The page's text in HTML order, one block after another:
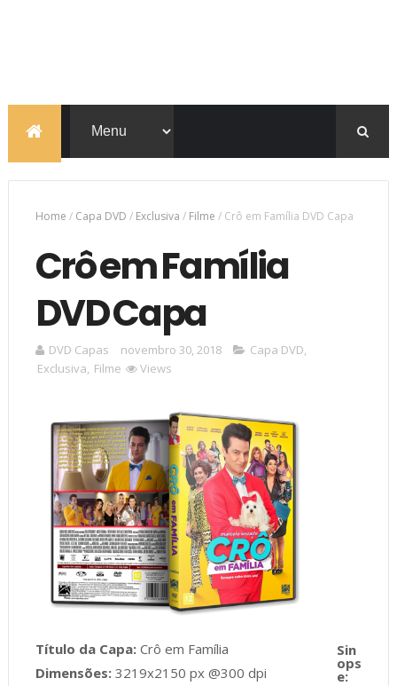
Home / Capa DVD / Exclusiva / Filme / Crô em Família DVD Capa
Crô em Família
DVD Capa
DVD Capas novembro 30, 2018 Capa DVD,
Exclusiva, Filme Views
Título da Capa:Crô em Família
Dimensões:3219x2150 px @300 dpi